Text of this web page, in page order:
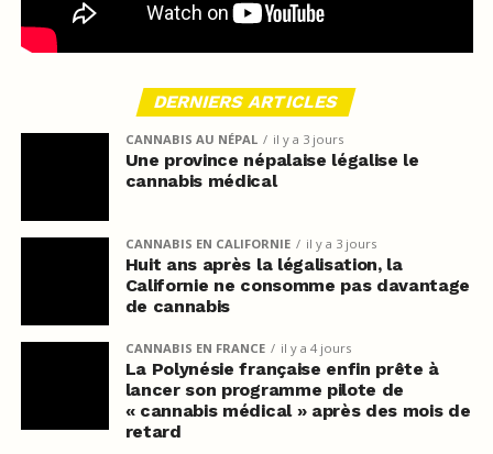
DERNIERS ARTICLES
CANNABIS AU NÉPAL il y a 3 jours
Une province népalaise légalise le
cannabis médical
CANNABIS EN CALIFORNIE il y a 3 jours
Huit ans après la légalisation, la
Californie ne consomme pas davantage
de cannabis
CANNABIS EN FRANCE il y a 4 jours
La Polynésie française enfin prête à
lancer son programme pilote de
« cannabis médical » après des mois de
retard